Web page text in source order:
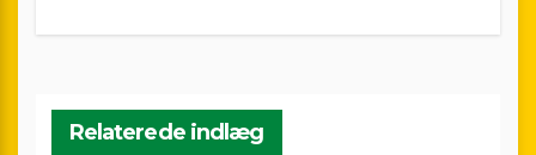
Relaterede indlæg